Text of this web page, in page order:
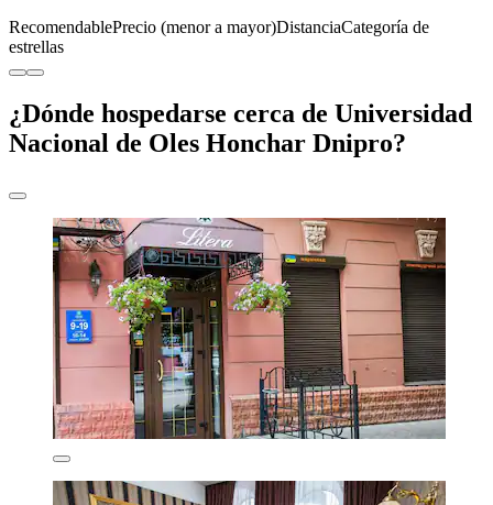
RecomendablePrecio (menor a mayor)DistanciaCategoría de
estrellas
¿Dónde hospedarse cerca de Universidad
Nacional de Oles Honchar Dnipro?